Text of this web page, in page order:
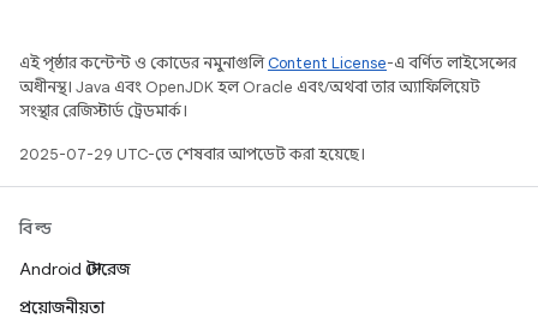
এই পৃষ্ঠার কন্টেন্ট ও কোডের নমুনাগুলিContent License-এ বর্ণিত লাইসেন্সের
অধীনস্থ। Java এবং OpenJDK হল Oracle এবং/অথবা তার অ্যাফিলিয়েট
সংস্থার রেজিস্টার্ড ট্রেডমার্ক।
2025-07-29 UTC-তে শেষবার আপডেট করা হয়েছে।
বিল্ড
Android স্টোরেজ
প্রয়োজনীয়তা